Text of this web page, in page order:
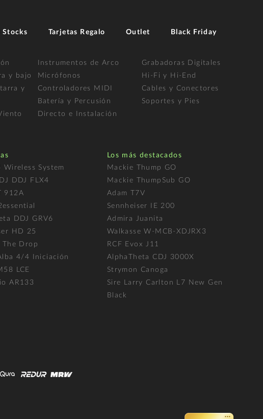
Stocks Tarjetas Regalo Outlet Black Friday
y bajo
y
Instrumentos de Arco
Micrófonos
Controladores MIDI
Batería y Percusión
Directo e Instalación
Grabadoras Digitales
Hi-Fi y Hi-End
Cables y Conectores
Soportes y Pies
Wireless System
DDJ FLX4
912A
DDJ GRV6
HD 25
The Drop
4/4 Iniciación
LCE
AR133
Los más destacados
Mackie Thump GO
Mackie ThumpSub GO
Adam T7V
Sennheiser IE 200
Admira Juanita
Walkasse W-MCB-XDJRX3
RCF Evox J11
AlphaTheta CDJ 3000X
Strymon Canoga
Sire Larry Carlton L7 New Gen
Black